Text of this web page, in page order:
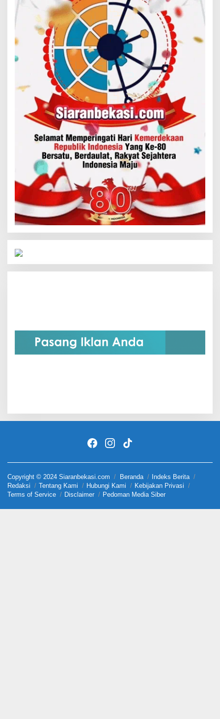
Copyright © 2024 Siaranbekasi.com Beranda
Indeks Berita
Redaksi
Tentang Kami Hubungi Kami
Kebijakan Privasi
Terms of Service
Disclaimer Pedoman Media Siber